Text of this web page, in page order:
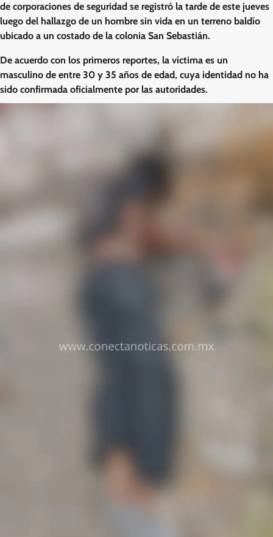
de corporaciones de seguridad se registró la tarde de este jueves
luego del hallazgo de un hombre sin vida en un terreno baldío
ubicado a un costado de la colonia San Sebastián.
De acuerdo con los primeros reportes, la víctima es un
masculino de entre 30 y 35 años de edad, cuya identidad no ha
sido confirmada oficialmente por las autoridades.